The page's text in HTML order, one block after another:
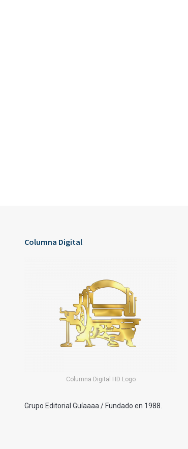
Columna Digital
Columna Digital HD Logo
Grupo Editorial Guíaaaa / Fundado en 1988.